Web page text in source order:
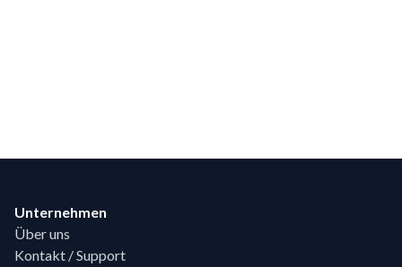
Unternehmen
Über uns
Kontakt / Support